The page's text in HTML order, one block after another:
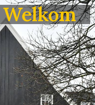
Welkom